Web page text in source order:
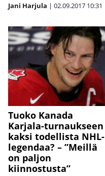
Jani Harjula | 02.09.2017 10:31
Tuoko Kanada
Karjala-turnaukseen
kaksi todellista NHL-
legendaa? – ”Meillä
on paljon
kiinnostusta”